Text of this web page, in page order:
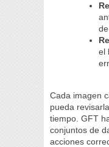
el
Cada imagen
pueda
tiempo. GFT
conjuntos de
acciones